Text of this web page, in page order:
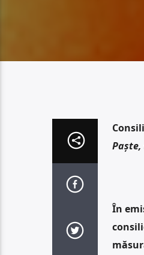
În